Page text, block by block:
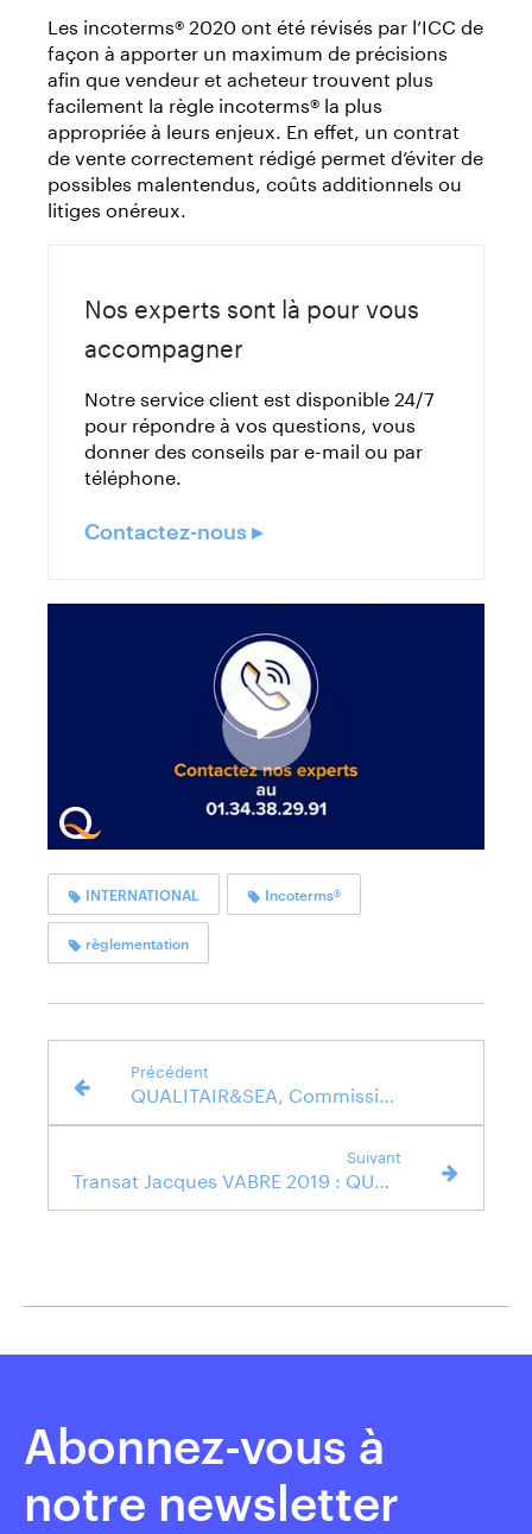
Les incoterms® 2020 ont été révisés par l’ICC de
façon à apporter un maximum de précisions
afin que vendeur et acheteur trouvent plus
facilement la règle incoterms® la plus
appropriée à leurs enjeux. En effet, un contrat
de vente correctement rédigé permet d’éviter de
possibles malentendus, coûts additionnels ou
litiges onéreux.
Nos experts sont là pour vous
accompagner
Notre service client est disponible 24/7
pour répondre à vos questions, vous
donner des conseils par e-mail ou par
téléphone.
Contactez-nous ▸
INTERNATIONAL Incoterms®
règlementation
Précédent
QUALITAIR&SEA, Commissionnaire de transport, participe au salon Business Place
Suivant
Transat Jacques VABRE 2019 : QUALITAIR&SEA soutient une association
Abonnez-vous à
notre newsletter